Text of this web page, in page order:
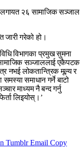
२६ सामाजिक सञ्जाल
जारी गरेको हो।
विभागका प्रमुख सुमना
‘सामाजिक सञ्जाललाई एकैपटक
नभई लोकतान्त्रिक मूल्य र
समाधान गर्ने बाटो
माध्यम नै बन्द गर्नु
लिइयोस्।’
Tumblr Email Copy